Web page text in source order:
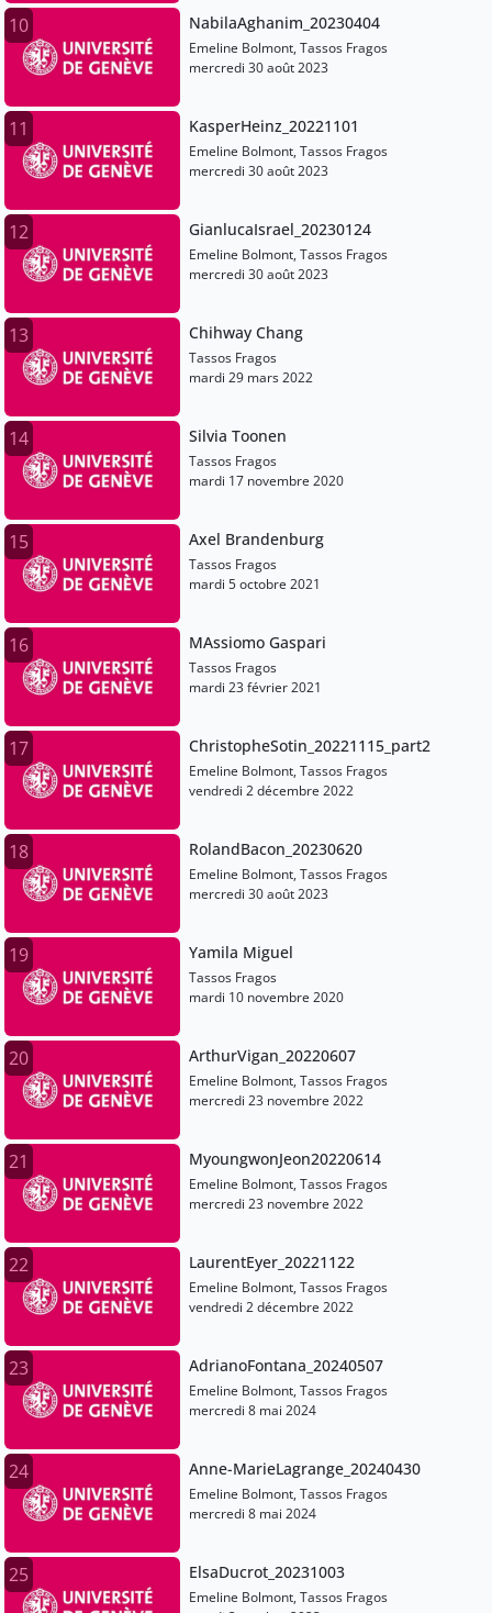
10 NabilaAghanim_20230404
Emeline Bolmont, Tassos Fragos
mercredi 30 août 2023
11 KasperHeinz_20221101
Emeline Bolmont, Tassos Fragos
mercredi 30 août 2023
12 GianlucaIsrael_20230124
Emeline Bolmont, Tassos Fragos
mercredi 30 août 2023
13 Chihway Chang
Tassos Fragos
mardi 29 mars 2022
14 Silvia Toonen
Tassos Fragos
mardi 17 novembre 2020
15 Axel Brandenburg
Tassos Fragos
mardi 5 octobre 2021
16 MAssiomo Gaspari
Tassos Fragos
mardi 23 février 2021
17 ChristopheSotin_20221115_part2
Emeline Bolmont, Tassos Fragos
vendredi 2 décembre 2022
18 RolandBacon_20230620
Emeline Bolmont, Tassos Fragos
mercredi 30 août 2023
19 Yamila Miguel
Tassos Fragos
mardi 10 novembre 2020
20 ArthurVigan_20220607
Emeline Bolmont, Tassos Fragos
mercredi 23 novembre 2022
21 MyoungwonJeon20220614
Emeline Bolmont, Tassos Fragos
mercredi 23 novembre 2022
22 LaurentEyer_20221122
Emeline Bolmont, Tassos Fragos
vendredi 2 décembre 2022
23 AdrianoFontana_20240507
Emeline Bolmont, Tassos Fragos
mercredi 8 mai 2024
24 Anne-MarieLagrange_20240430
Emeline Bolmont, Tassos Fragos
mercredi 8 mai 2024
25 ElsaDucrot_20231003
Emeline Bolmont, Tassos Fragos